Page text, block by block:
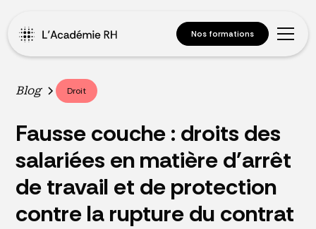
Nos formations
Blog Droit
Fausse couche : droits des
salariées en matière d'arrêt
de travail et de protection
contre la rupture du contrat